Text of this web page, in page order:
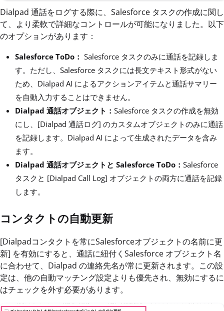
Dialpad 通話をログする際に、Salesforce タスクの作成に関し
て、より柔軟で詳細なコントロールが可能になりました。以下
のオプションがあります：
Salesforce ToDo： Salesforce タスクのみに通話を記録しま
す。ただし、Salesforce タスクには長文テキスト形式がない
ため、Dialpad AI によるアクションアイテムと通話サマリー
を自動入力することはできません。
Dialpad 通話オブジェクト： Salesforce タスクの作成を無効
にし、[Dialpad 通話ログ] のカスタムオブジェクトのみに通話
を記録します。Dialpad AI によって生成されたデータを含み
ます。
Dialpad 通話オブジェクトと Salesforce ToDo： Salesforce
タスクと [Dialpad Call Log] オブジェクトの両方に通話を記録
します。
コンタクトの自動更新
[Dialpadコンタクトを常にSalesforceオブジェクトの名前に更
新] を有効にすると、通話に紐付くSalesforce オブジェクト名
に合わせて、Dialpad の連絡先名が常に更新されます。この設
定は、他の自動マッチング設定よりも優先され、無効にするに
はチェックを外す必要があります。